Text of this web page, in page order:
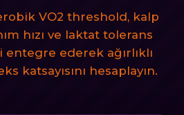
VO2 threshold, kalp
hızı ve laktat tolerans
ederek ağırlıklı
katsayısını hesaplayın.